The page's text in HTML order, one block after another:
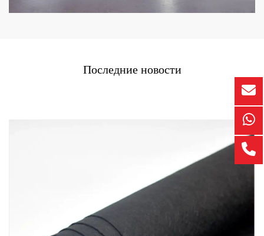
Последние новости